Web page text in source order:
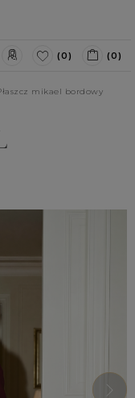
(0) (0)
mikael bordowy